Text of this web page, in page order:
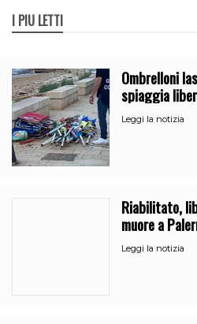
I PIÙ LETTI
Ombrelloni
spiaggia
Guardia
Leggi la notizia
Riabilitato,
muore a
l’uscita dalla
Leggi la notizia